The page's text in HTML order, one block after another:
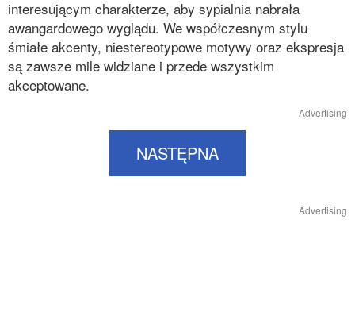
interesującym charakterze, aby sypialnia nabrała
awangardowego wyglądu. We współczesnym stylu
śmiałe akcenty, niestereotypowe motywy oraz ekspresja
są zawsze mile widziane i przede wszystkim
akceptowane.
Advertising
NASTĘPNA
Advertising